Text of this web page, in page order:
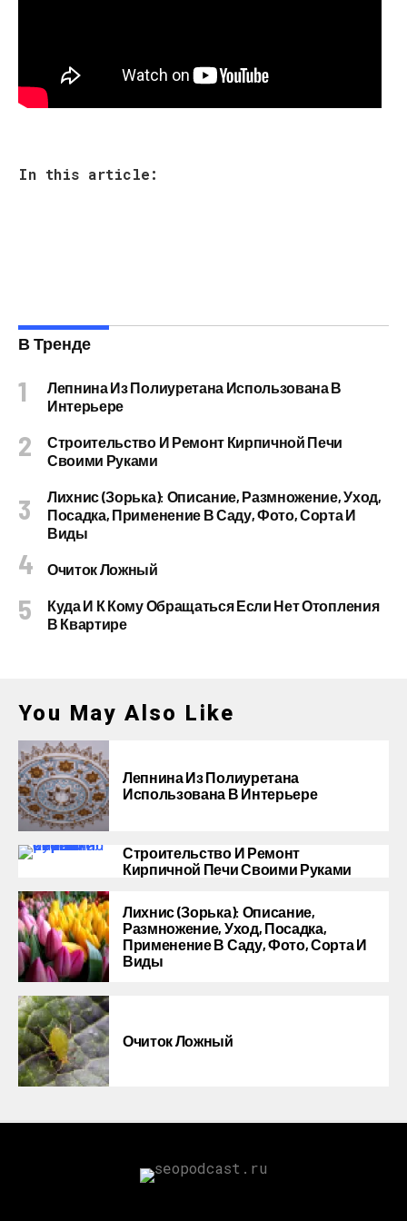
In this article:
В Тренде
Лепнина Из Полиуретана Использована В
Интерьере
Строительство И Ремонт Кирпичной Печи
Своими Руками
Лихнис (Зорька): Описание, Размножение, Уход,
Посадка, Применение В Саду, Фото, Сорта И
Виды
Очиток Ложный
Куда И К Кому Обращаться Если Нет Отопления
В Квартире
You May Also Like
Лепнина Из Полиуретана
Использована В Интерьере
Строительство И Ремонт
Кирпичной Печи Своими Руками
Лихнис (Зорька): Описание,
Размножение, Уход, Посадка,
Применение В Саду, Фото, Сорта И
Виды
Очиток Ложный